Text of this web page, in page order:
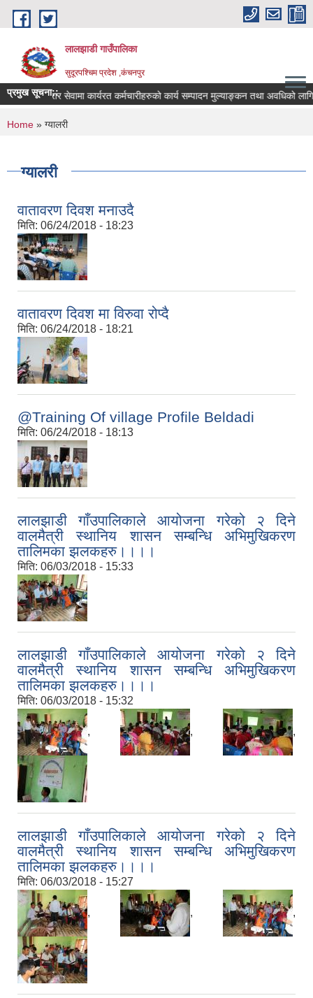
Skip to main content
लालझाडी गाउँपालिका
सुदूरपश्चिम प्रदेश ,कंचनपुर
प्रमुख सूचना::करार सेवामा कार्यरत कर्मचारीहरुको कार्य सम्पादन मुल्याङ्कन तथा अवधिको लागि
You are here
Home » ग्यालरी
ग्यालरी
वातावरण दिवश मनाउदै
मिति: 06/24/2018 - 18:23
वातावरण दिवश मा विरुवा रोप्दै
मिति: 06/24/2018 - 18:21
@Training Of village Profile Beldadi
मिति: 06/24/2018 - 18:13
लालझाडी गाँउपालिकाले आयोजना गरेको २ दिने
वालमैत्री स्थानिय शासन सम्बन्धि अभिमुखिकरण
तालिमका झलकहरु।।।।
मिति: 06/03/2018 - 15:33
लालझाडी गाँउपालिकाले आयोजना गरेको २ दिने
वालमैत्री स्थानिय शासन सम्बन्धि अभिमुखिकरण
तालिमका झलकहरु।।।।
मिति: 06/03/2018 - 15:32
, , ,
लालझाडी गाँउपालिकाले आयोजना गरेको २ दिने
वालमैत्री स्थानिय शासन सम्बन्धि अभिमुखिकरण
तालिमका झलकहरु।।।।
मिति: 06/03/2018 - 15:27
, , ,